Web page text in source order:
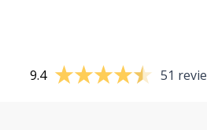
9.4 51